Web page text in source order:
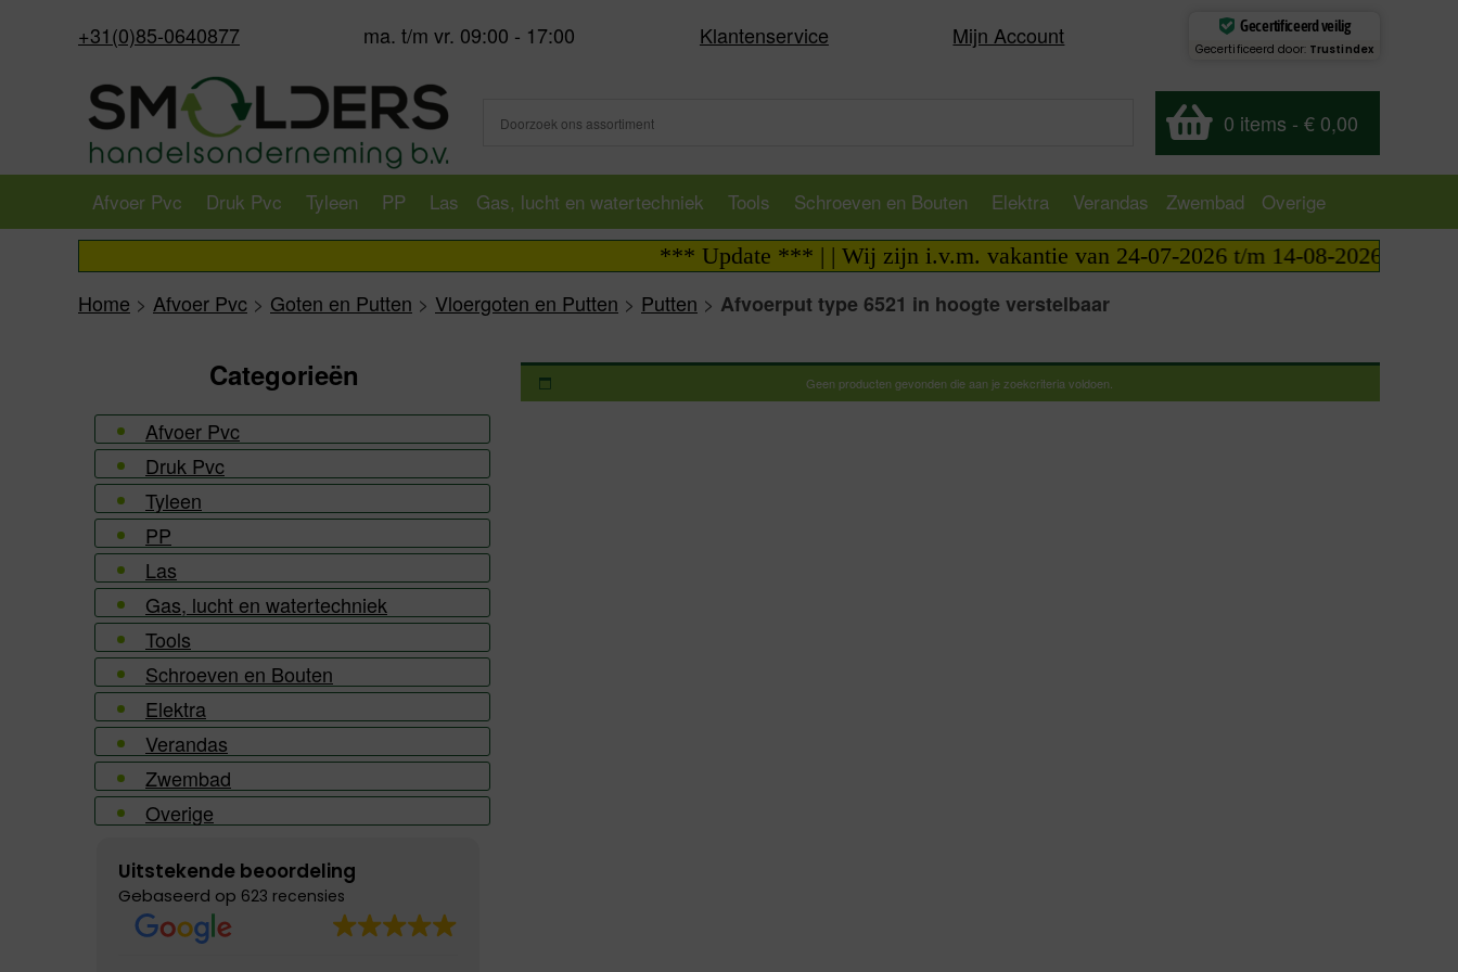
+31(0)85-0640877 ma. t/m vr. 09:00 - 17:00 Klantenservice Mijn Account Gecertificeerd veilig
Gecertificeerd door: Trustindex
0 items - € 0,00
Afvoer Pvc Druk Pvc Tyleen PP Las Gas, lucht en watertechniek Tools Schroeven en Bouten Elektra Verandas Zwembad
Overige
*** Update *** | | Wij zijn i.v.m. vakantie van 24-07-2026 t/m 14-08-2026
Home > Afvoer Pvc > Goten en Putten > Vloergoten en Putten > Putten > Afvoerput type 6521 in hoogte verstelbaar
Categorieën
Afvoer Pvc
Druk Pvc
Tyleen
PP
Las
Gas, lucht en watertechniek
Tools
Schroeven en Bouten
Elektra
Verandas
Zwembad
Overige
Uitstekende beoordeling
Gebaseerd op 623 recensies
Geen producten gevonden die aan je zoekcriteria voldoen.